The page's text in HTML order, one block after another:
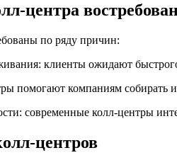
центра
по ряду причин:
клиенты ожидают
помогают компаниям собирать
современные колл-центры
центров